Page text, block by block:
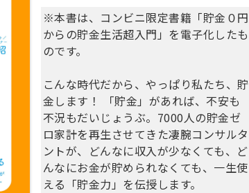
※本書は、コンビニ限定書籍「貯金０円
からの貯金生活超入門」を電子化したも
のです。
こんな時代だから、やっぱり私たち、貯
金します！ 「貯金」があれば、不安も
不況もだいじょうぶ。7000人の貯金ゼ
ロ家計を再生させてきた凄腕コンサルタ
ントが、どんなに収入が少なくても、ど
んなにお金が貯められなくても、一生使
える「貯金力」を伝授します。